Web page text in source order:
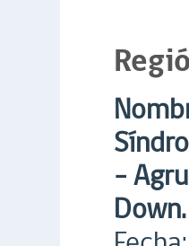
–
Down.